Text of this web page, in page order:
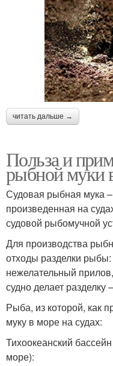
читать дальше →
Польза и
рыбной муки
Судовая рыбная мука
произведенная на
судовой рыбомучной
Для производства
отходы разделки
нежелательный
судно делает
Рыба, из которой, как
муку в море на судах:
Тихоокеанский
море):